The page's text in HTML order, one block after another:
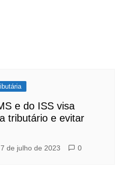
e do ISS visa
tributário e evitar
7 de julho de 2023 0